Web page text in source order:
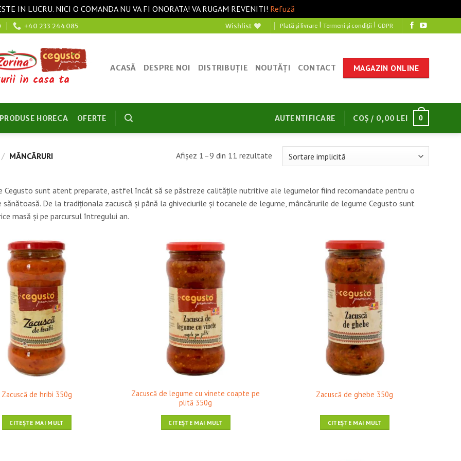
IN LUCRU. NICI O COMANDA NU VA FI ONORATA! VA RUGAM REVENITI! Refuză
+40 233 244085 Wishlist Plată și livrare |Termeni și condiții |GDPR
in casa ta
ACASĂ DESPRE NOI DISTRIBUȚIE NOUTĂȚI CONTACT MAGAZIN ONLINE
PRODUSE HORECA OFERTE AUTENTIFICARE COȘ / 0,00 LEI 0
/ MÂNCĂRURI Afișez 1–9 din 11 rezultate
Cegusto sunt atent preparate, astfel încât să se păstreze calităţile nutritive ale legumelor fiind recomandate pentru o
De la tradiţionala zacuscă și până la ghiveciurile și tocanele de legume, mâncărurile de legume Cegusto sunt
masă și pe parcursul întregului an.
❤ Pune în Wishlist
Zacuscă de hribi 350g
CITEȘTE MAI MULT
❤ Pune în Wishlist
Zacuscă de legume cu vinete coapte pe
plită 350g
CITEȘTE MAI MULT
❤ Pune în Wishlist
Zacuscă de ghebe 350g
CITEȘTE MAI MULT